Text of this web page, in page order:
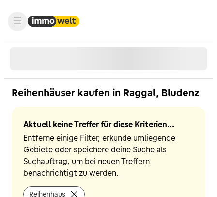
Reihenhäuser kaufen in Raggal, Bludenz
Aktuell keine Treffer für diese Kriterien...
Entferne einige Filter, erkunde umliegende
Gebiete oder speichere deine Suche als
Suchauftrag, um bei neuen Treffern
benachrichtigt zu werden.
Reihenhaus